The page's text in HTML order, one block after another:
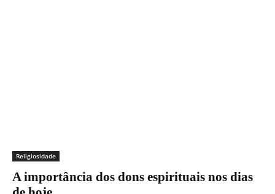
Religiosidade
A importância dos dons espirituais nos dias